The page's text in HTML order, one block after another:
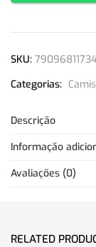
SKU:
Categorias:
Descrição
Informação
Avaliações (0)
RELATED